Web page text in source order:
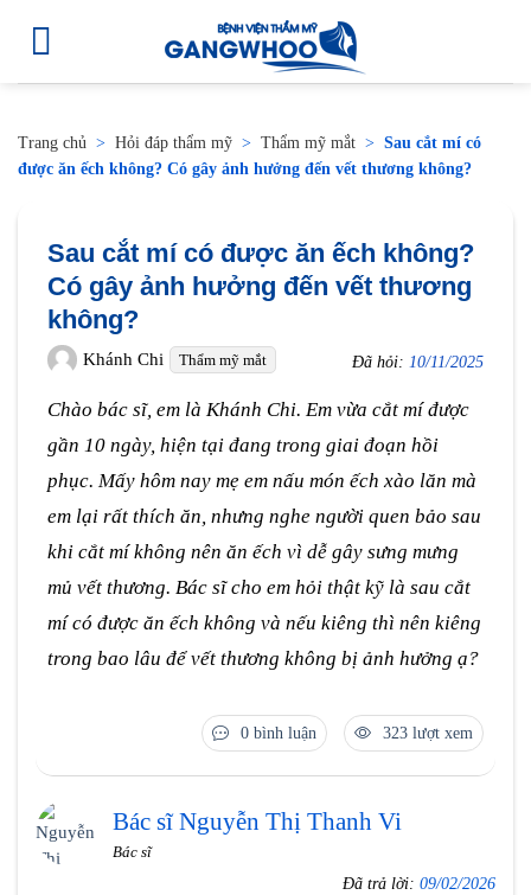
Trang chủ > Hỏi đáp thẩm mỹ > Thẩm mỹ mắt > Sau cắt mí có
được ăn ếch không? Có gây ảnh hưởng đến vết thương không?
Sau cắt mí có được ăn ếch không?
Có gây ảnh hưởng đến vết thương
không?
Khánh Chi Thẩm mỹ mắt Đã hỏi: 10/11/2025
Chào bác sĩ, em là Khánh Chi. Em vừa cắt mí được
gần 10 ngày, hiện tại đang trong giai đoạn hồi
phục. Mấy hôm nay mẹ em nấu món ếch xào lăn mà
em lại rất thích ăn, nhưng nghe người quen bảo sau
khi cắt mí không nên ăn ếch vì dễ gây sưng mưng
mủ vết thương. Bác sĩ cho em hỏi thật kỹ là sau cắt
mí có được ăn ếch không và nếu kiêng thì nên kiêng
trong bao lâu để vết thương không bị ảnh hưởng ạ?
0 bình luận 323 lượt xem
Bác sĩ Nguyễn Thị Thanh Vi
Bác sĩ
Đã trả lời: 09/02/2026